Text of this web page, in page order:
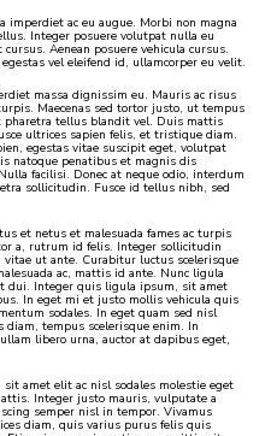
ac eu augue. Morbi non magna
Integer posuere volutpat nulla eu
Aenean posuere vehicula cursus.
vel eleifend id, ullamcorper eu velit.
massa dignissim eu. Mauris ac risus
Maecenas sed tortor justo, ut tempus
pharetra tellus blandit vel. Duis mattis
ultrices sapien felis, et tristique diam.
egestas vitae suscipit eget, volutpat
natoque penatibus et magnis dis
facilisi. Donec at neque odio, interdum
sollicitudin. Fusce id tellus nibh, sed
et netus et malesuada fames ac turpis
a, rutrum id felis. Integer sollicitudin
ut ante. Curabitur luctus scelerisque
ac, mattis id ante. Nunc ligula
dui. Integer quis ligula ipsum, sit amet
In eget mi et justo mollis vehicula quis
sodales. In eget quam sed nisl
diam, tempus scelerisque enim. In
libero urna, auctor at dapibus eget,
amet elit ac nisl sodales molestie eget
Integer justo mauris, vulputate a
semper nisl in tempor. Vivamus
diam, quis varius purus felis quis